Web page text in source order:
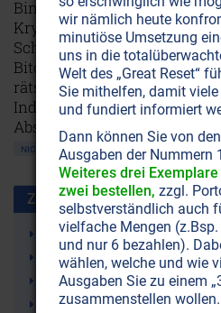
Binnen kurzer Zeit erlangte
Kryptowährung, zu der es
Scheine gibt, große
Bitcoin explodierte, sackte
rätseln, wie es weitergeht.
Indizien sprechen dafür, dass
Abschaffung des Bargelds
NICHT ONLINE VERFÜGBAR AUSGABE
Zusammen benutzt mit:
Finanzmonopol
Bitcoin (digitale
Digitalisierung
Geldmonopol
wir nämlich heute
minutiöse Umsetzung
uns in die
Welt des „Great Reset“
Sie mithelfen, damit
und fundiert informiert
Dann können Sie von den
Ausgaben der Nummern
Weiteres drei
zwei bestellen, zzgl.
selbstverständlich auch
vielfache Mengen
und nur 6 bezahlen).
wählen, welche und wie
Ausgaben Sie zu einem
zusammenstellen wollen.